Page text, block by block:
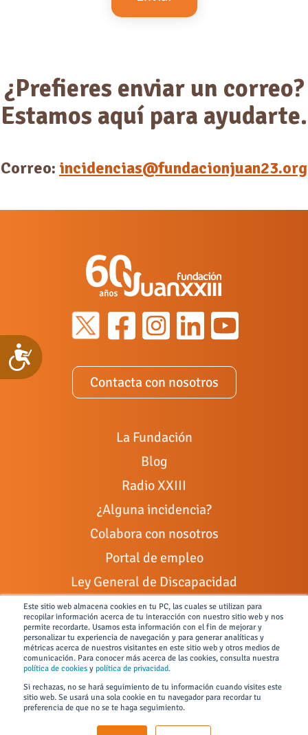
Este sitio web almacena cookies en tu PC, las cuales se utilizan para
recopilar información acerca de tu interacción con nuestro sitio web y nos
permite recordarte. Usamos esta información con el fin de mejorar y
personalizar tu experiencia de navegación y para generar analíticas y
métricas acerca de nuestros visitantes en este sitio web y otros medios de
comunicación. Para conocer más acerca de las cookies, consulta nuestra
política de cookies y política de privacidad.
Si rechazas, no se hará seguimiento de tu información cuando visites este
sitio web. Se usará una sola cookie en tu navegador para recordar tu
preferencia de que no se te haga seguimiento.
Accesibilidad
¿Prefieres enviar un correo?
Estamos aquí para ayudarte.
Correo: incidencias@fundacionjuan23.org
Contacta con nosotros
La Fundación
Blog
Radio XXIII
¿Alguna incidencia?
Colabora con nosotros
Portal de empleo
Ley General de Discapacidad
Canal de denuncias
Todos los derechos reservados © 2026 FUNDACIÓN JUAN XIII
Condiciones de uso y políticas de privacidad
Políticas SGI